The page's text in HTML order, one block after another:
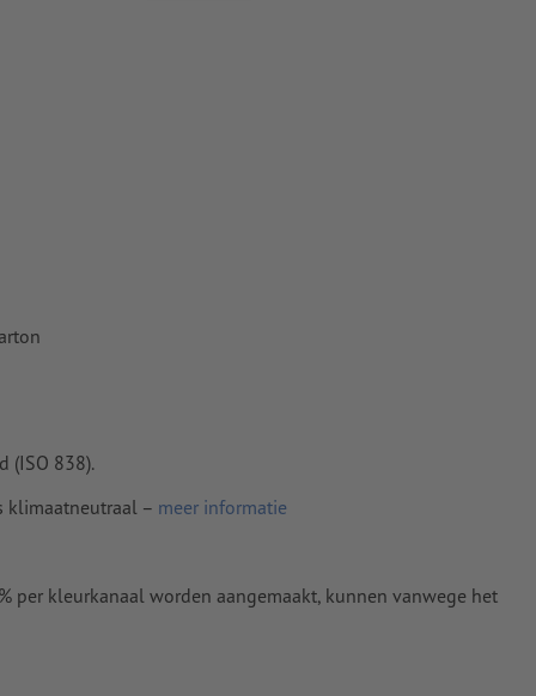
(ISO 838).
klimaatneutraal – meer informatie
per kleurkanaal worden aangemaakt, kunnen vanwege het